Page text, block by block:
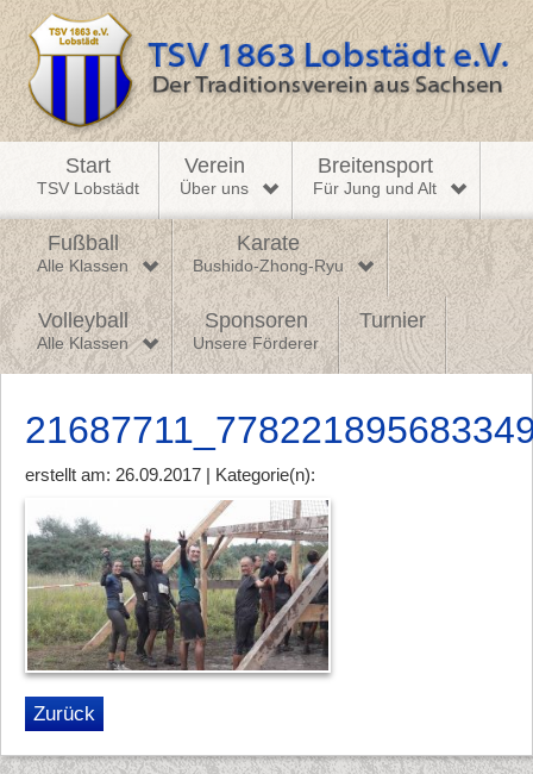
Start
TSV Lobstädt
Verein
Über uns
Breitensport
Für Jung und Alt
Fußball
Alle Klassen
Karate
Bushido-Zhong-Ryu
Volleyball
Alle Klassen
Sponsoren
Unsere Förderer
Turnier
erstellt am: 26.09.2017 | Kategorie(n):
Zurück